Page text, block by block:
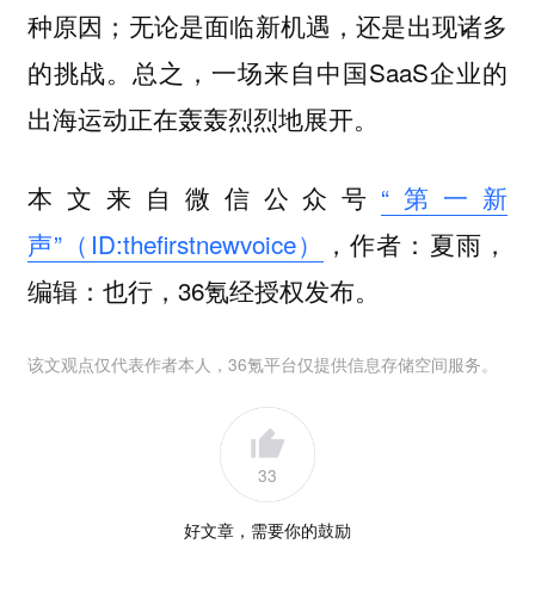
种原因；无论是面临新机遇，还是出现诸多
的挑战。总之，一场来自中国SaaS企业的
出海运动正在轰轰烈烈地展开。
本文来自微信公众号 “第一新
声”（ID:thefirstnewvoice）
，作者：夏雨，
编辑：也行，36氪经授权发布。
该文观点仅代表作者本人，36氪平台仅提供信息存储空间服务。
33
好文章，需要你的鼓励